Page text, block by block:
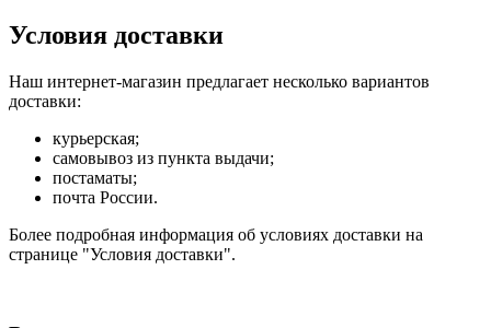
Условия доставки
Наш интернет-магазин предлагает несколько вариантов
доставки:
курьерская;
самовывоз из пункта выдачи;
постаматы;
почта России.
Более подробная информация об условиях доставки на
странице "Условия доставки".